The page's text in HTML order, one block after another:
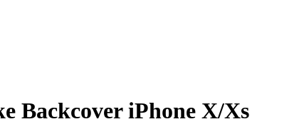
Backcover iPhone X/Xs